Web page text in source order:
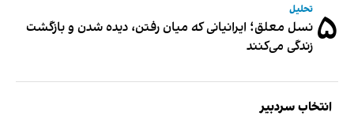
۵ تحلیل
نسل معلق؛ ایرانیانی که میان رفتن، دیده شدن و بازگشت
زندگی می‌کنند
انتخاب سردبیر